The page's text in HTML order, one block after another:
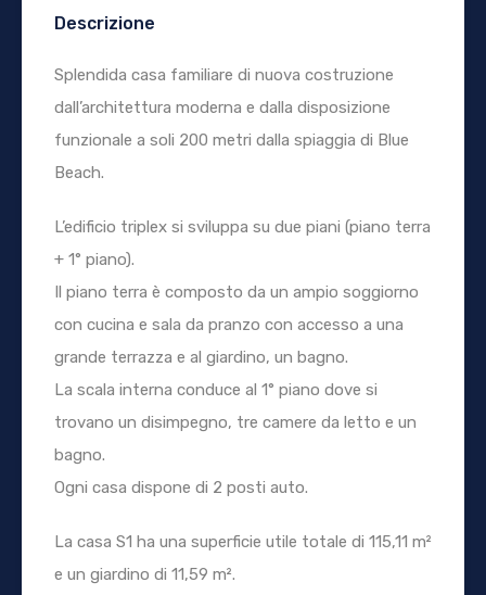
Descrizione
Splendida casa familiare di nuova costruzione
dall’architettura moderna e dalla disposizione
funzionale a soli 200 metri dalla spiaggia di Blue
Beach.
L’edificio triplex si sviluppa su due piani (piano terra
+ 1° piano).
Il piano terra è composto da un ampio soggiorno
con cucina e sala da pranzo con accesso a una
grande terrazza e al giardino, un bagno.
La scala interna conduce al 1° piano dove si
trovano un disimpegno, tre camere da letto e un
bagno.
Ogni casa dispone di 2 posti auto.
La casa S1 ha una superficie utile totale di 115,11 m²
e un giardino di 11,59 m².